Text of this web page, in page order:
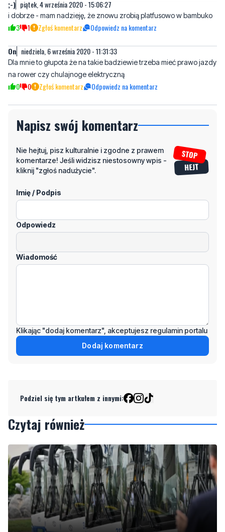
żeby władze gminy Wejherowo jednak przemyślały jeszcze raz
0 0 Zgłoś komentarz Odpowiedz na komentarz
i dobrze - mam nadzieję, że znowu zrobią platfusowo w bambuko
3 1 Zgłoś komentarz Odpowiedz na komentarz
On niedziela, 6 września 2020 - 11:31:33
0 0 Zgłoś komentarz Odpowiedz na komentarz
Napisz swój komentarz
komentarze! Jeśli widzisz niestosowny wpis -
Imię / Podpis
Odpowiedz
Podziel się tym artkułem z innymi:
Czytaj również